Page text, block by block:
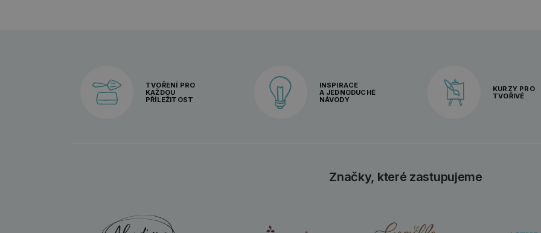
TVOŘENÍ PRO
KAŽDOU
PŘÍLEŽITOST
INSPIRACE
A JEDNODUCHÉ
NÁVODY
KURZY PRO
TVOŘIVÉ
Značky, které zastupujeme